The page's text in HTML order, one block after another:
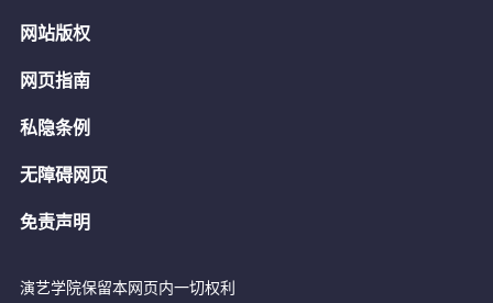
网站版权
网页指南
私隐条例
无障碍网页
免责声明
演艺学院保留本网页内一切权利